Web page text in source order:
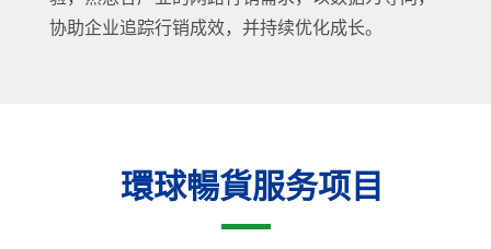
协助企业追踪行销成效，并持续优化成长。
環球暢貨服务项目